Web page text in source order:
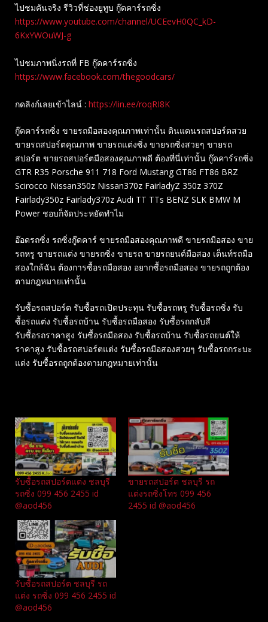
ไปชมคันจริง รีวิวที่ช่องยู​ทูบ​ กู๊ดคาร์รถซิ่ง
https://www.youtube.com/channel/UCEevH0QC_kD-
6KxYWOuWJ-g
ไปชมภาพนิ่งรถที่ FB กู๊ดคาร์รถซิ่ง
https://www.facebook.com/thegoodcars/
กดลิงก์เลยเข้าไลน์ : https://lin.ee/roqRI8K
กู๊ดคาร์รถซิ่ง ขายรถมือสองคุณภาพเท่านั้น ดินแดนรถสปอร์ตสวย
ขายรถสปอร์ตคุณภาพ ขายรถแต่งซิ่ง ขายรถซิ่งสวยๆ ขายรถ
สปอร์ต ขายรถสปอร์ตมือสองคุณภาพดี ต้องที่นี่เท่านั้น กู๊ดคาร์รถซิ่ง
GTR R35 Porsche 911 718 Ford Mustang GT86 FT86 BRZ
Scirocco Nissan350z Nissan370z FairladyZ 350z 370Z
Fairlady350z Fairlady370z Audi TT TTs BENZ SLK BMW M
Power ชอบก็จัดประหยัดทำไม
อ๊อดรถซิ่ง รถซิ่งกู๊ดคาร์ ขายรถมือสองคุณภาพดี ขายรถมือสอง ขาย
รถหรู ขายรถแต่ง ขายรถซิ่ง ขายรถ ขายรถยนต์มือสอง เต็นท์รถมือ
สองใกล้ฉัน ต้องการซื้อรถมือสอง อยากซื้อรถมือสอง ขายรถถูกต้อง
ตามกฎหมายเท่านั้น
รับซื้อรถสปอร์ต รับซื้อรถเปิดประทุน รับซื้อรถหรู รับซื้อรถซิ่ง รับ
ซื้อรถแต่ง รับซื้อรถบ้าน รับซื้อรถมือสอง รับซื้อรถกลับสี
รับซื้อรถราคาสูง รับซื้อรถมือสอง รับซื้อรถบ้าน รับซื้อรถยนต์ให้
ราคาสูง รับซื้อรถสปอร์ตแต่ง รับซื้อรถมือสองสวยๆ รับซื้อรถกระบะ
แต่ง รับซื้อรถถูกต้องตามกฎหมายเท่านั้น
รับซื้อรถสปอร์ตแต่ง ชลบุรี
รถซิ่ง 099 456 2455 id
@aod456
ขายรถสปอร์ต ชลบุรี รถ
แต่งรถซิ่งโทร 099 456
2455 id @aod456
รับซื้อรถสปอร์ต ชลบุรี รถ
แต่ง รถซิ่ง 099 456 2455 id
@aod456